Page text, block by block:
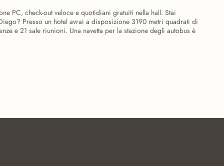
PC, check-out veloce e quotidiani gratuiti nella hall. Stai
Presso un hotel avrai a disposizione 3190 metri quadrati di
e 21 sale riunioni. Una navetta per la stazione degli autobus è